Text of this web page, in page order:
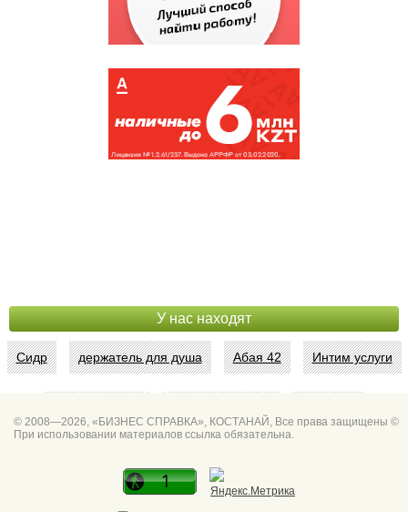
НАЛОГОВОЕ УПРАВЛЕН...
(135790)
КИНОТЕАТР КАЗАХСТАН
(121345)
У нас находят
Сидр держатель для душа Абая 42 Интим услуги
© 2008—2026, «БИЗНЕС СПРАВКА», КОСТАНАЙ, Все права защищены ©
При использовании материалов ссылка обязательна.